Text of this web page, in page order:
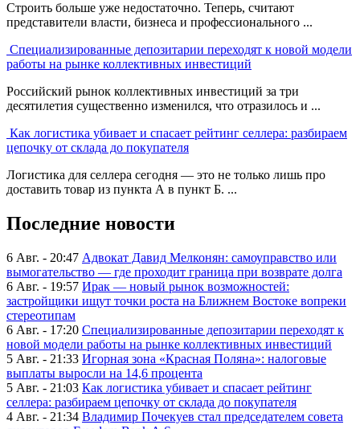
Строить больше уже недостаточно. Теперь, считают
представители власти, бизнеса и профессионального ...
Специализированные депозитарии переходят к новой модели
работы на рынке коллективных инвестиций
Российский рынок коллективных инвестиций за три
десятилетия существенно изменился, что отразилось и ...
Как логистика убивает и спасает рейтинг селлера: разбираем
цепочку от склада до покупателя
Логистика для селлера сегодня — это не только лишь про
доставить товар из пункта А в пункт Б. ...
Последние новости
6 Авг. - 20:47 Адвокат Давид Мелконян: самоуправство или
вымогательство — где проходит граница при возврате долга
6 Авг. - 19:57 Ирак — новый рынок возможностей:
застройщики ищут точки роста на Ближнем Востоке вопреки
стереотипам
6 Авг. - 17:20 Специализированные депозитарии переходят к
новой модели работы на рынке коллективных инвестиций
5 Авг. - 21:33 Игорная зона «Красная Поляна»: налоговые
выплаты выросли на 14,6 процента
5 Авг. - 21:03 Как логистика убивает и спасает рейтинг
селлера: разбираем цепочку от склада до покупателя
4 Авг. - 21:34 Владимир Почекуев стал председателем совета